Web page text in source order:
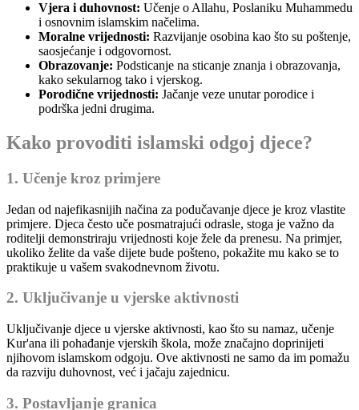
Vjera i duhovnost: Učenje o Allahu, Poslaniku Muhammedu
i osnovnim islamskim načelima.
Moralne vrijednosti: Razvijanje osobina kao što su poštenje,
saosjećanje i odgovornost.
Obrazovanje: Podsticanje na sticanje znanja i obrazovanja,
kako sekularnog tako i vjerskog.
Porodične vrijednosti: Jačanje veze unutar porodice i
podrška jedni drugima.
Kako provoditi islamski odgoj djece?
1. Učenje kroz primjere
Jedan od najefikasnijih načina za podučavanje djece je kroz vlastite
primjere. Djeca često uče posmatrajući odrasle, stoga je važno da
roditelji demonstriraju vrijednosti koje žele da prenesu. Na primjer,
ukoliko želite da vaše dijete bude pošteno, pokažite mu kako se to
praktikuje u vašem svakodnevnom životu.
2. Uključivanje u vjerske aktivnosti
Uključivanje djece u vjerske aktivnosti, kao što su namaz, učenje
Kur'ana ili pohađanje vjerskih škola, može značajno doprinijeti
njihovom islamskom odgoju. Ove aktivnosti ne samo da im pomažu
da razviju duhovnost, već i jačaju zajednicu.
3. Postavljanje granica